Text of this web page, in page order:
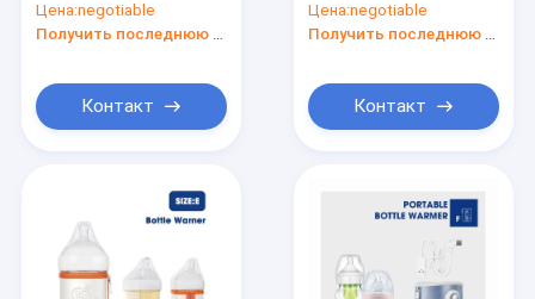
Продукты
О нас
электрическая
изолировала
путешествия
Цена:negotiable
Контакт
бутылки USB
термостата 42℃
Цена:negotiable
Контакт